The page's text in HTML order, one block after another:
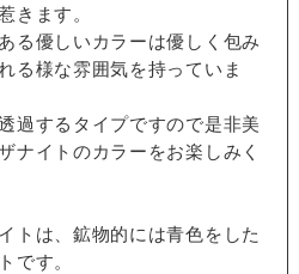
きます。
る優しいカラーは優しく包み
る様な雰囲気を持っていま
過するタイプですので是非美
ナイトのカラーをお楽しみく
トは、鉱物的には青色をした
です。